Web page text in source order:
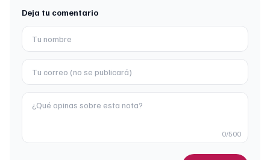
Deja tu comentario
0/500